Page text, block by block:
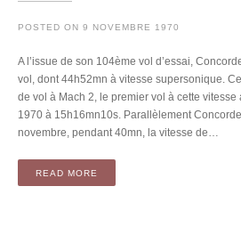
POSTED ON 9 NOVEMBRE 1970
A l’issue de son 104ème vol d’essai,
vol, dont 44h52mn à vitesse supersonique.
de vol à Mach 2, le premier vol à cette
1970 à 15h16mn10s. Parallèlement
novembre, pendant 40mn, la vitesse de…
READ MORE